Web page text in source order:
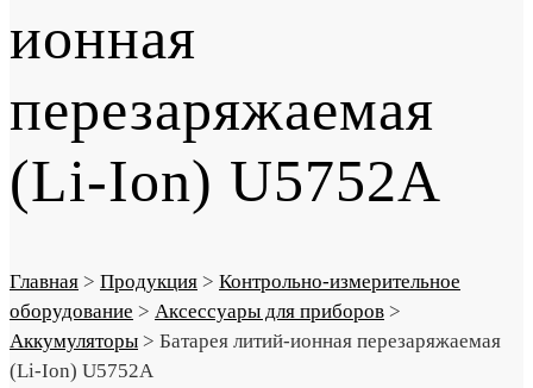
ионная
перезаряжаемая
(Li-Ion) U5752A
Главная > Продукция > Контрольно-измерительное
оборудование > Аксессуары для приборов >
Аккумуляторы > Батарея литий-ионная перезаряжаемая
(Li-Ion) U5752A